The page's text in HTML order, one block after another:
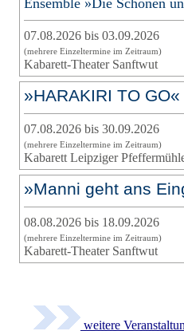
07.08.2026 bis 03.09.2026
(mehrere Einzeltermine im Zeitraum)
Kabarett-Theater Sanftwut
»HARAKIRI TO GO«
07.08.2026 bis 30.09.2026
(mehrere Einzeltermine im Zeitraum)
Kabarett Leipziger
»Manni geht ans
08.08.2026 bis 18.09.2026
(mehrere Einzeltermine im Zeitraum)
Kabarett-Theater Sanftwut
weitere